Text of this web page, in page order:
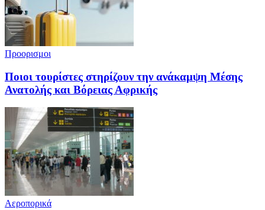
Προορισμοι
Ποιοι τουρίστες στηρίζουν την ανάκαμψη Μέσης
Ανατολής και Βόρειας Αφρικής
Αεροπορικά